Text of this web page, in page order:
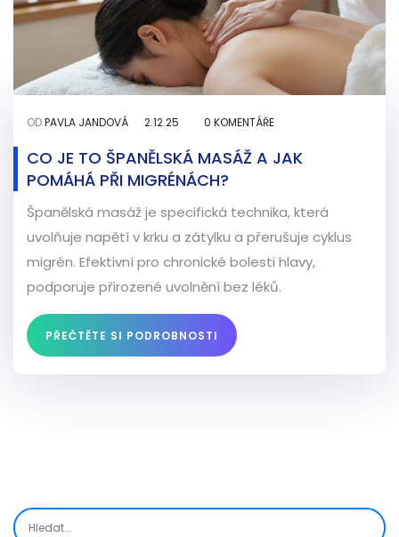
ODPAVLA JANDOVÁ 2.12.25 0 KOMENTÁŘE
CO JE TO ŠPANĚLSKÁ MASÁŽ A JAK
POMÁHÁ PŘI MIGRÉNÁCH?
Španělská masáž je specifická technika, která
uvolňuje napětí v krku a zátylku a přerušuje cyklus
migrén. Efektivní pro chronické bolesti hlavy,
podporuje přirozené uvolnění bez léků.
PŘEČTĚTE SI PODROBNOSTI